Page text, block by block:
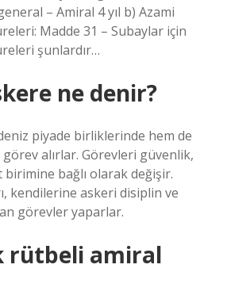
– Amiral 4 yıl b) Azami
Madde 31 – Subaylar için
şunlardır…
ne denir?
piyade birliklerinde hem de
alırlar. Görevleri güvenlik,
birimine bağlı olarak değişir.
kendilerine askeri disiplin ve
görevler yaparlar.
rütbeli amiral